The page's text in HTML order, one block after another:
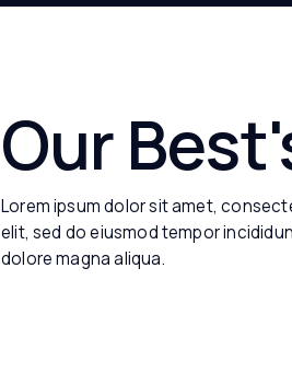
Our
Lorem ipsum dolor sit amet,
elit, sed do eiusmod tempor
dolore magna aliqua.